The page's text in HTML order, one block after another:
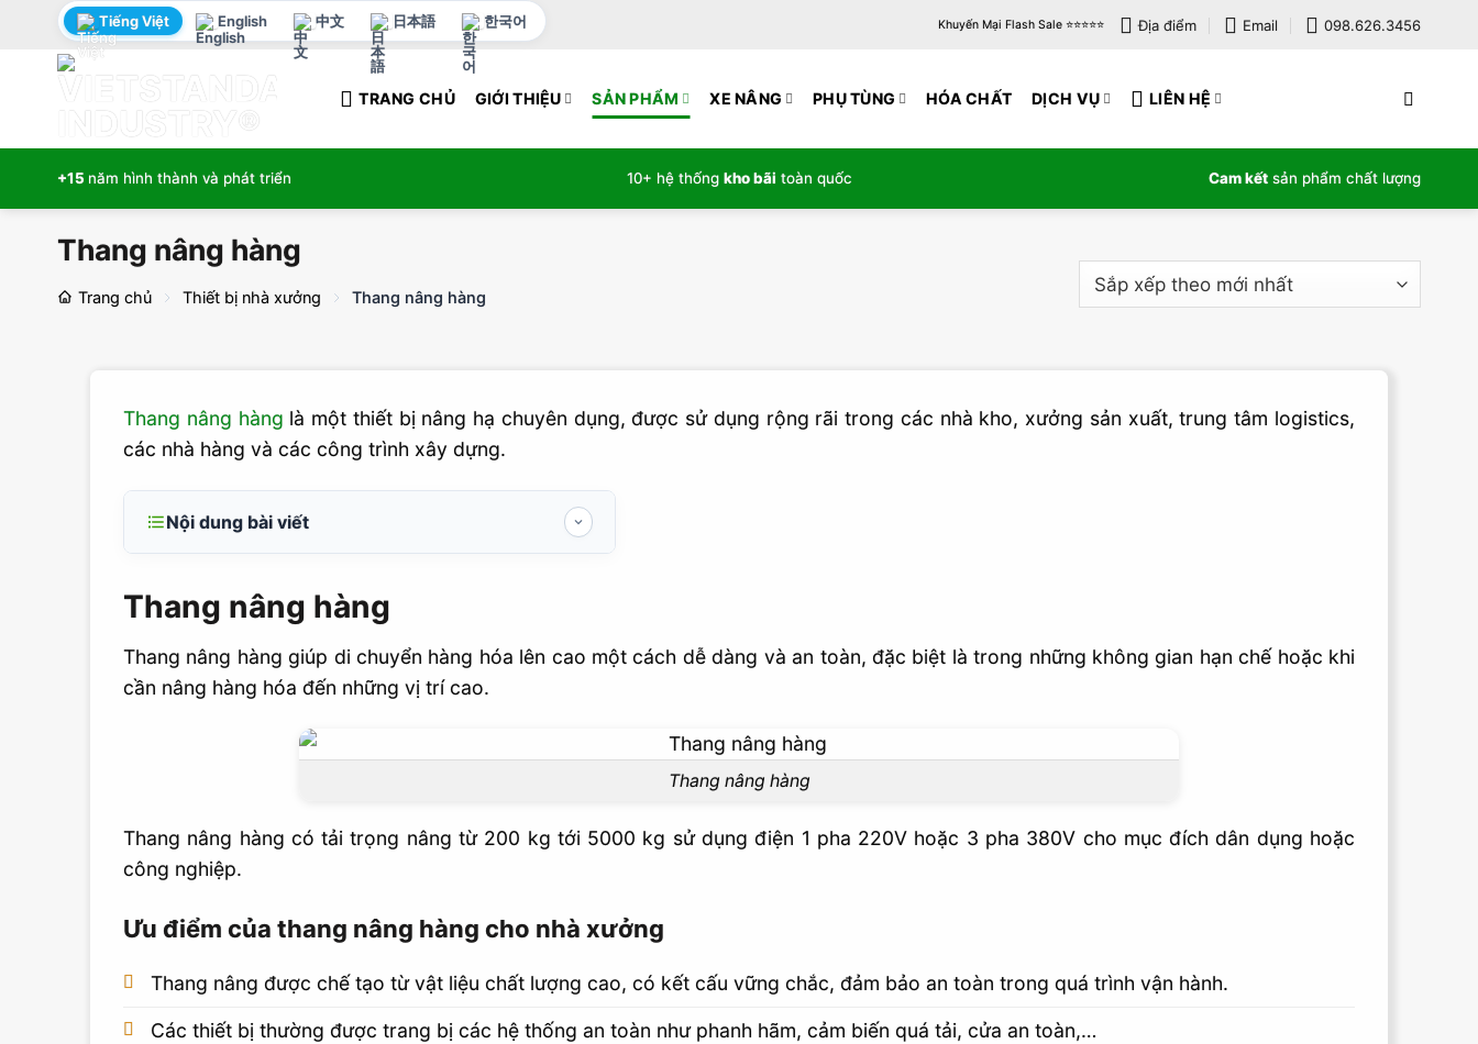
Tiếng Việt English 中文 日本語 한국어 Khuyến Mại Flash Sale ⭐️⭐️⭐️⭐️⭐️ Địa điểm Email 098.626.3456
TRANG CHỦ GIỚI THIỆU SẢN PHẨM XE NÂNG PHỤ TÙNG HÓA CHẤT DỊCH VỤ LIÊN HỆ
+15 năm hình thành và phát triển 10+ hệ thống kho bãi toàn quốc Cam kết sản phẩm chất lượng
Thang nâng hàng
Trang chủ Thiết bị nhà xưởng Thang nâng hàng
Thang nâng hàng là một thiết bị nâng hạ chuyên dụng, được sử dụng rộng rãi trong các nhà kho, xưởng sản xuất, trung tâm logistics,
các nhà hàng và các công trình xây dựng.
Nội dung bài viết
Ưu điểm của thang nâng hàng cho nhà xưởng
Ưu điểm thang nâng hàng dưới góc độ sử dụng
Liên hệ mua sản phẩm
Thang nâng hàng
Thang nâng hàng giúp di chuyển hàng hóa lên cao một cách dễ dàng và an toàn, đặc biệt là trong những không gian hạn chế hoặc khi
cần nâng hàng hóa đến những vị trí cao.
Thang nâng hàng
Thang nâng hàng có tải trọng nâng từ 200 kg tới 5000 kg sử dụng điện 1 pha 220V hoặc 3 pha 380V cho mục đích dân dụng hoặc
công nghiệp.
Ưu điểm của thang nâng hàng cho nhà xưởng
Thang nâng được chế tạo từ vật liệu chất lượng cao, có kết cấu vững chắc, đảm bảo an toàn trong quá trình vận hành.
Các thiết bị thường được trang bị các hệ thống an toàn như phanh hãm, cảm biến quá tải, cửa an toàn,…